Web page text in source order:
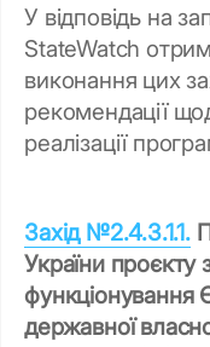
У відповідь на
StateWatch
виконання цих
рекомендації
реалізації
Захід №2.4.3.1.1.
України
функціонування
державної